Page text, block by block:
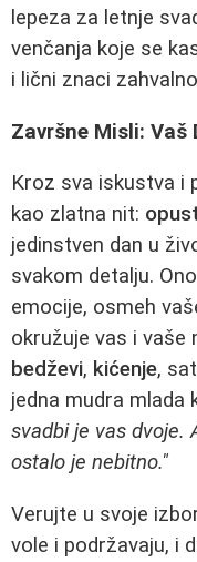
lepeza za letnje
venčanja koje se
i lični znaci
Završne Misli: Vaš
Kroz sva iskustva i
kao zlatna nit:
jedinstven dan u
svakom detalju.
emocije, osmeh
okružuje vas i vaše
bedževi, kićenje,
jedna mudra mlada
svadbi je vas dvoje.
ostalo je nebitno."
Verujte u svoje
vole i podržavaju, i